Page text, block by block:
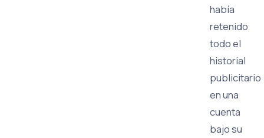
había
retenido
todo el
historial
publicitario
en una
cuenta
bajo su